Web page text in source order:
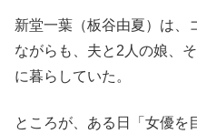
新堂一葉（板谷由夏）は、
ながらも、夫と2人の娘、
に暮らしていた。
ところが、ある日「女優を